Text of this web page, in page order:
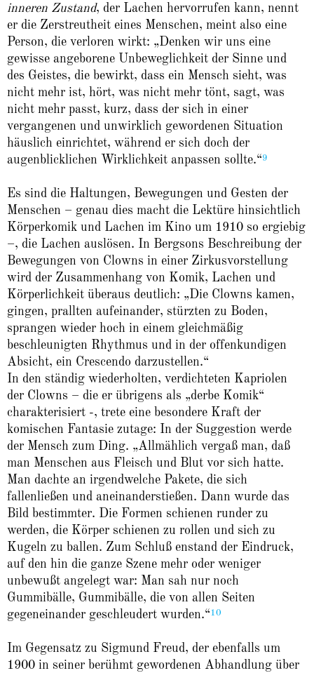
inneren Zustand, der Lachen hervorrufen kann, nennt
er die Zerstreutheit eines Menschen, meint also eine
Person, die verloren wirkt: „Denken wir uns eine
gewisse angeborene Unbeweglichkeit der Sinne und
des Geistes, die bewirkt, dass ein Mensch sieht, was
nicht mehr ist, hört, was nicht mehr tönt, sagt, was
nicht mehr passt, kurz, dass der sich in einer
vergangenen und unwirklich gewordenen Situation
häuslich einrichtet, während er sich doch der
augenblicklichen Wirklichkeit anpassen sollte.“9
Es sind die Haltungen, Bewegungen und Gesten der
Menschen – genau dies macht die Lektüre hinsichtlich
Körperkomik und Lachen im Kino um 1910 so ergiebig
–, die Lachen auslösen. In Bergsons Beschreibung der
Bewegungen von Clowns in einer Zirkusvorstellung
wird der Zusammenhang von Komik, Lachen und
Körperlichkeit überaus deutlich: „Die Clowns kamen,
gingen, prallten aufeinander, stürzten zu Boden,
sprangen wieder hoch in einem gleichmäßig
beschleunigten Rhythmus und in der offenkundigen
Absicht, ein Crescendo darzustellen.“
In den ständig wiederholten, verdichteten Kapriolen
der Clowns – die er übrigens als „derbe Komik“
charakterisiert -, trete eine besondere Kraft der
komischen Fantasie zutage: In der Suggestion werde
der Mensch zum Ding. „Allmählich vergaß man, daß
man Menschen aus Fleisch und Blut vor sich hatte.
Man dachte an irgendwelche Pakete, die sich
fallenließen und aneinanderstießen. Dann wurde das
Bild bestimmter. Die Formen schienen runder zu
werden, die Körper schienen zu rollen und sich zu
Kugeln zu ballen. Zum Schluß enstand der Eindruck,
auf den hin die ganze Szene mehr oder weniger
unbewußt angelegt war: Man sah nur noch
Gummibälle, Gummibälle, die von allen Seiten
gegeneinander geschleudert wurden.“10
Im Gegensatz zu Sigmund Freud, der ebenfalls um
1900 in seiner berühmt gewordenen Abhandlung über